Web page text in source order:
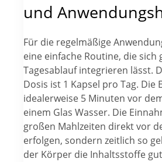
und
Für die regelmäßige
eine einfache Routine, die sich
Tagesablauf integrieren lässt.
Dosis ist 1 Kapsel pro Tag. Die
idealerweise 5 Minuten vor
einem Glas Wasser. Die
großen Mahlzeiten direkt vor
erfolgen, sondern zeitlich so
der Körper die Inhaltsstoffe